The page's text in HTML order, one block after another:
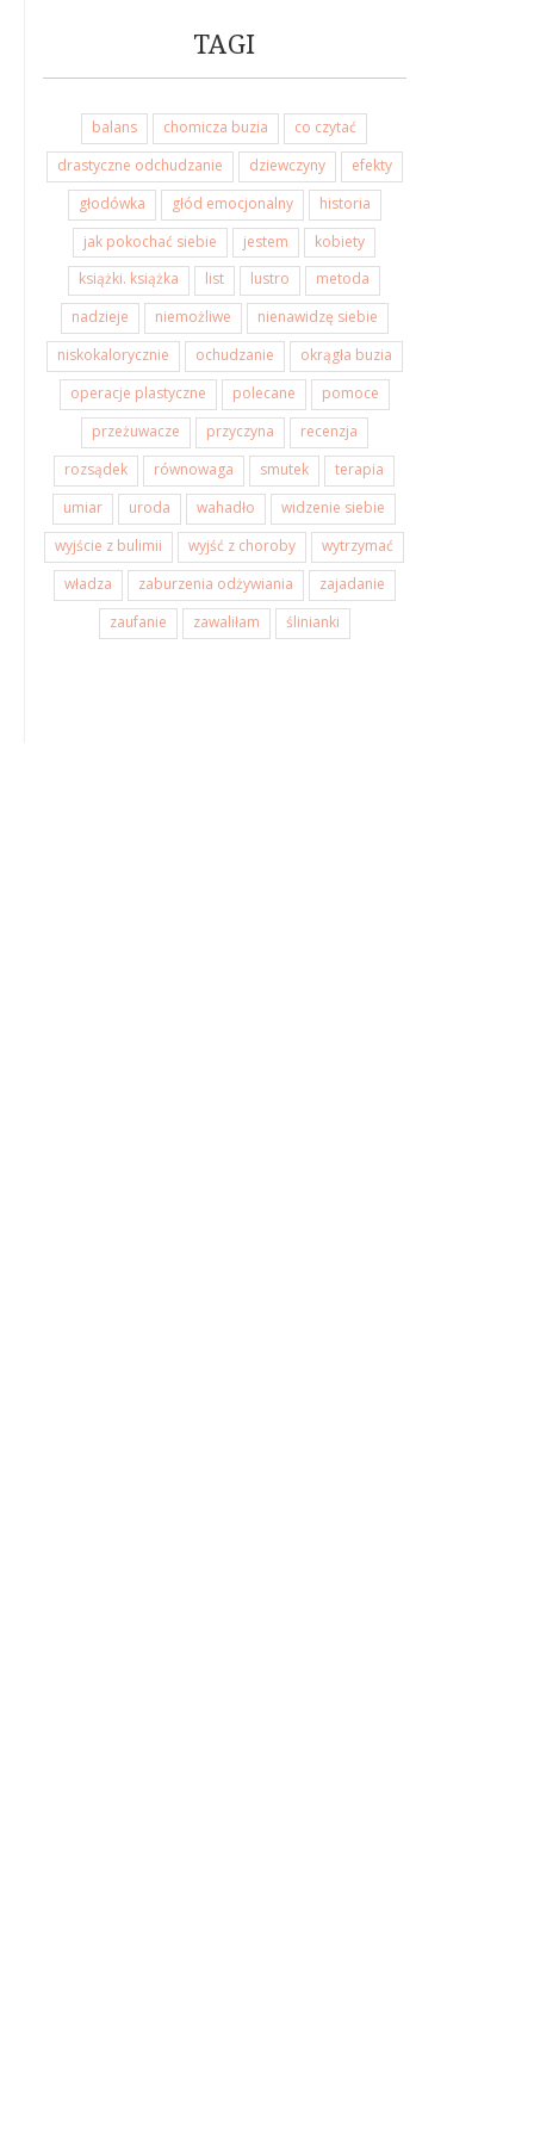
TAGI
balans chomicza buzia
co czytać
drastyczne odchudzanie
dziewczyny
efekty
głodówka
głód emocjonalny
historia
jak pokochać siebie
jestem
kobiety
książki. książka
list lustro
metoda
nadzieje
niemożliwe
nienawidzę siebie
niskokalorycznie
ochudzanie
okrągła buzia
operacje plastyczne
polecane
pomoce
przeżuwacze
przyczyna
recenzja
rozsądek
równowaga smutek
terapia
umiar
uroda wahadło
widzenie siebie
wyjście z bulimii
wyjść z choroby
wytrzymać
władza
zaburzenia odżywiania
zajadanie
zaufanie
zawaliłam ślinianki